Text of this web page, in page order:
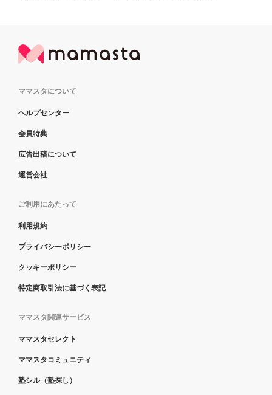
ママスタについて
ヘルプセンター
会員特典
広告出稿について
運営会社
ご利用にあたって
利用規約
プライバシーポリシー
クッキーポリシー
特定商取引法に基づく表記
ママスタ関連サービス
ママスタセレクト
ママスタコミュニティ
塾シル（塾探し）